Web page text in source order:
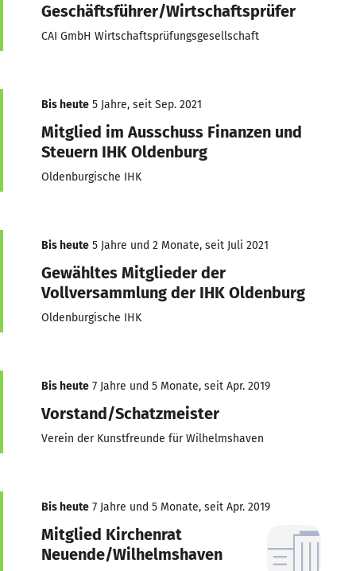
Geschäftsführer/Wirtschaftsprüfer
CAI GmbH Wirtschaftsprüfungsgesellschaft
Bis heute 5 Jahre, seit Sep. 2021
Mitglied im Ausschuss Finanzen und
Steuern IHK Oldenburg
Oldenburgische IHK
Bis heute 5 Jahre und 2 Monate, seit Juli 2021
Gewähltes Mitglieder der
Vollversammlung der IHK Oldenburg
Oldenburgische IHK
Bis heute 7 Jahre und 5 Monate, seit Apr. 2019
Vorstand/Schatzmeister
Verein der Kunstfreunde für Wilhelmshaven
Bis heute 7 Jahre und 5 Monate, seit Apr. 2019
Mitglied Kirchenrat
Neuende/Wilhelmshaven